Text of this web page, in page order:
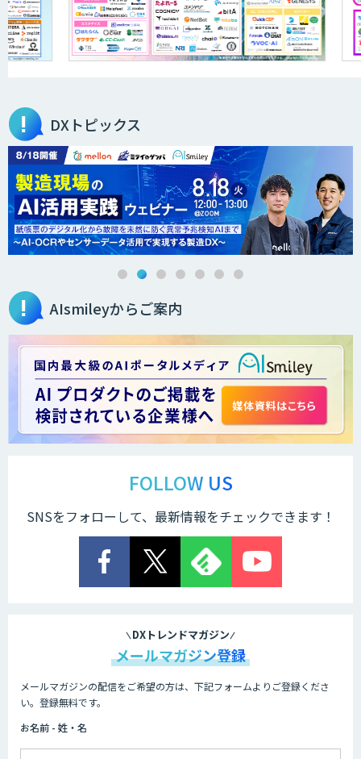
AmiVoice ISR Studio
PKSHA VoiceAgent
DHK CANVAS
音声認識／対話型AIのソリューション
スマホdeナビ
DXトピックス
AIsmileyからご案内
FOLLOW US
SNSをフォローして、最新情報をチェックできます！
DXトレンドマガジン
メールマガジン登録
メールマガジンの配信をご希望の方は、下記フォームよりご登録くださ
い。登録無料です。
お名前 - 姓・名